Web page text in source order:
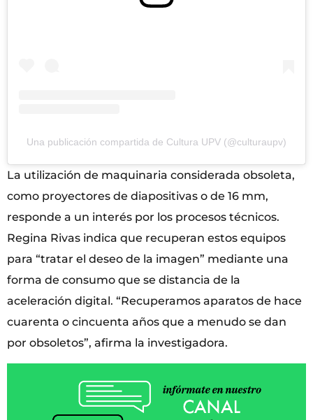
Una publicación compartida de Cultura UPV (@culturaupv)
La utilización de maquinaria considerada obsoleta,
como proyectores de diapositivas o de 16 mm,
responde a un interés por los procesos técnicos.
Regina Rivas indica que recuperan estos equipos
para “tratar el deseo de la imagen” mediante una
forma de consumo que se distancia de la
aceleración digital. “Recuperamos aparatos de hace
cuarenta o cincuenta años que a menudo se dan
por obsoletos”, afirma la investigadora.